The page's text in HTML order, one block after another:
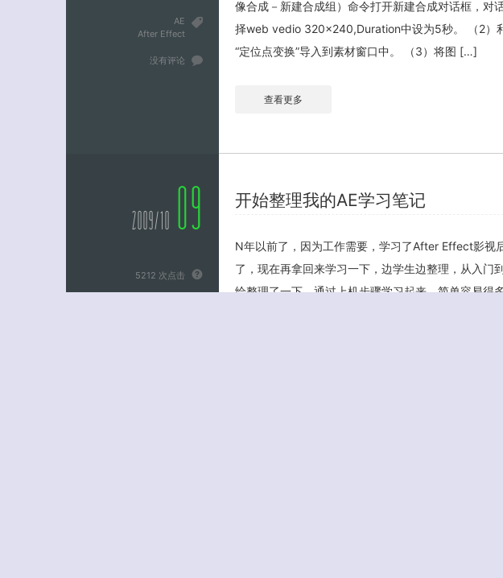
像合成－新建合成组）命令打开新建合成对话框，对
择web vedio 320×240,Duration中设为5秒。 （2）
“定位点变换”导入到素材窗口中。 （3）将图 […]
查看更多
AE
After Effect
没有评论
开始整理我的AE学习笔记
N年以前了，因为工作需要，学习了After Effect影视
了，现在再拿回来学习一下，边学生边整理，从入门
给整理了一下，通过上机步骤学习起来，简单容易得
2009/10 09
5212 次点击